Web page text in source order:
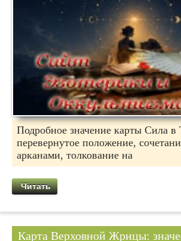
Подробное значение карты Сила
перевернутое положение,
арканами, толкование на
Читать
Карта Верховной Жрицы: